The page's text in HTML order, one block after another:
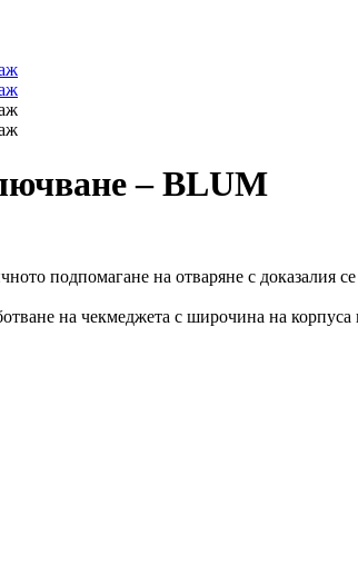
– BLUM
подпомагане на отваряне с доказалия
на чекмеджета с широчина на корпуса